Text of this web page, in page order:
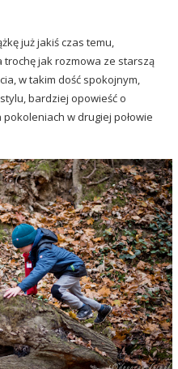
już jakiś czas temu,
trochę jak rozmowa ze starszą
w takim dość spokojnym,
bardziej opowieść o
w drugiej połowie